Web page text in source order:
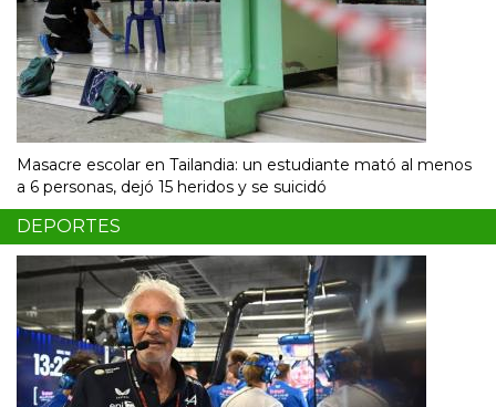
Masacre escolar en Tailandia: un estudiante mató al menos
a 6 personas, dejó 15 heridos y se suicidó
DEPORTES